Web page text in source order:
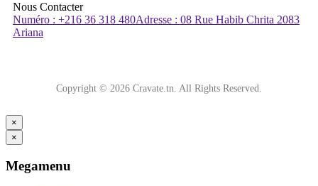
Nous Contacter
Numéro : +216 36 318 480Adresse : 08 Rue Habib Chrita 2083
Ariana
Copyright © 2026 Cravate.tn. All Rights Reserved.
×
×
Megamenu